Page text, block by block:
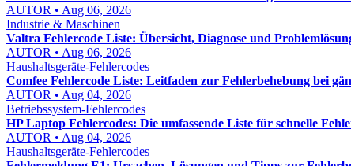
AUTOR • Aug 06, 2026
Industrie & Maschinen
Valtra Fehlercode Liste: Übersicht, Diagnose und
AUTOR • Aug 06, 2026
Haushaltsgeräte-Fehlercodes
Comfee Fehlercode Liste: Leitfaden zur Fehlerbehebung bei
AUTOR • Aug 04, 2026
Betriebssystem-Fehlercodes
HP Laptop Fehlercodes: Die umfassende Liste für schnelle
AUTOR • Aug 04, 2026
Haushaltsgeräte-Fehlercodes